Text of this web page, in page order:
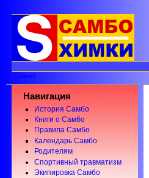
Главная
Навигация
История Самбо
Книги о Самбо
Правила Самбо
Календарь Самбо
Родителям
Спортивный травматизм
Экипировка Самбо